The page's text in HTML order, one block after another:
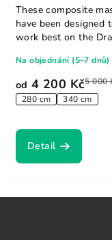
od 4 200 Kč5 000
280 cm 340 cm
Na objednání (5–7 dnů)
Detail
These composite
have been designed
work best on the